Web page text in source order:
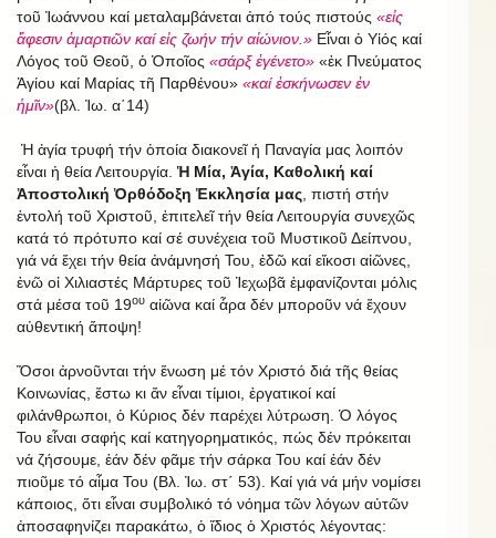
τοῦ Ἰωάννου καί μεταλαμβάνεται ἀπό τούς πιστούς «εἰς
ἄφεσιν ἁμαρτιῶν καί εἰς ζωήν τήν αἰώνιον.» Εἶναι ὁ Υἱός καί
Λόγος τοῦ Θεοῦ, ὁ Ὁποῖος «σάρξ ἐγένετο» «ἐκ Πνεύματος
Ἁγίου καί Μαρίας τῆ Παρθένου» «καί ἐσκήνωσεν ἐν
ἡμῖν»(βλ. Ἰω. α΄14)
Ἡ ἁγία τρυφή τήν ὁποία διακονεῖ ἡ Παναγία μας λοιπόν
εἶναι ἡ θεία Λειτουργία. Ἡ Μία, Ἁγία, Καθολική καί
Ἀποστολική Ὀρθόδοξη Ἐκκλησία μας , πιστή στήν
ἐντολή τοῦ Χριστοῦ, ἐπιτελεῖ τήν θεία Λειτουργία συνεχῶς
κατά τό πρότυπο καί σέ συνέχεια τοῦ Μυστικοῦ Δείπνου,
γιά νά ἔχει τήν θεία ἀνάμνησή Του, ἐδῶ καί εἴκοσι αἰῶνες,
ἐνῶ οἱ Χιλιαστές Μάρτυρες τοῦ Ἱεχωβᾶ ἐμφανίζονται μόλις
στά μέσα τοῦ 19ου αἰῶνα καί ἆρα δέν μποροῦν νά ἔχουν
αὐθεντική ἄποψη!
Ὅσοι ἀρνοῦνται τήν ἕνωση μέ τόν Χριστό διά τῆς θείας
Κοινωνίας, ἔστω κι ἄν εἶναι τίμιοι, ἐργατικοί καί
φιλάνθρωποι, ὁ Κύριος δέν παρέχει λύτρωση. Ὁ λόγος
Του εἶναι σαφής καί κατηγορηματικός, πώς δέν πρόκειται
νά ζήσουμε, ἐάν δέν φᾶμε τήν σάρκα Του καί ἐάν δέν
πιοῦμε τό αἷμα Του (Βλ. Ἰω. στ΄ 53). Καί γιά νά μήν νομίσει
κάποιος, ὅτι εἶναι συμβολικό τό νόημα τῶν λόγων αὐτῶν
ἀποσαφηνίζει παρακάτω, ὁ ἴδιος ὁ Χριστός λέγοντας: